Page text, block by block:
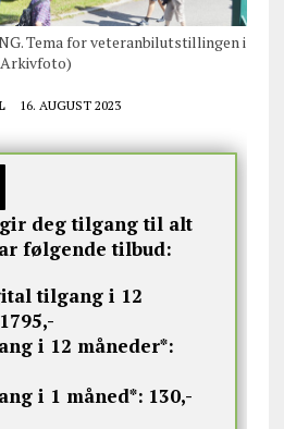
Tema for veteranbilutstillingen i
16. AUGUST 2023
deg tilgang til alt
følgende tilbud:
tilgang i 12
1795,-
i 12 måneder*:
i 1 måned*: 130,-